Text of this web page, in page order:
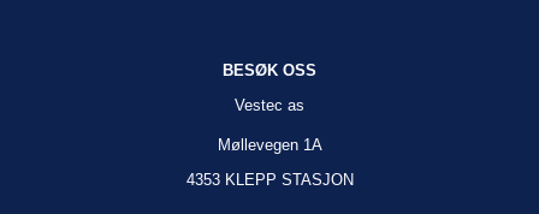
BESØK OSS
Vestec as
Møllevegen 1A
4353 KLEPP STASJON